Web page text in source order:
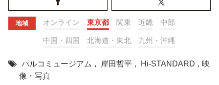
地域 オンライン 東京都 関東 近畿 中部
中国・四国 北海道・東北 九州・沖縄
パルコミュージアム , 岸田哲平 , Hi-STANDARD , 映
像・写真